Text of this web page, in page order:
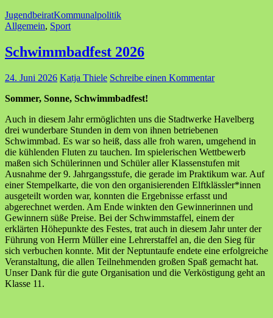
JugendbeiratKommunalpolitik
Allgemein, Sport
Schwimmbadfest 2026
24. Juni 2026 Katja Thiele Schreibe einen Kommentar
Sommer, Sonne, Schwimmbadfest!
Auch in diesem Jahr ermöglichten uns die Stadtwerke Havelberg
drei wunderbare Stunden in dem von ihnen betriebenen
Schwimmbad. Es war so heiß, dass alle froh waren, umgehend in
die kühlenden Fluten zu tauchen. Im spielerischen Wettbewerb
maßen sich Schülerinnen und Schüler aller Klassenstufen mit
Ausnahme der 9. Jahrgangsstufe, die gerade im Praktikum war. Auf
einer Stempelkarte, die von den organisierenden Elftklässler*innen
ausgeteilt worden war, konnten die Ergebnisse erfasst und
abgerechnet werden. Am Ende winkten den Gewinnerinnen und
Gewinnern süße Preise. Bei der Schwimmstaffel, einem der
erklärten Höhepunkte des Festes, trat auch in diesem Jahr unter der
Führung von Herrn Müller eine Lehrerstaffel an, die den Sieg für
sich verbuchen konnte. Mit der Neptuntaufe endete eine erfolgreiche
Veranstaltung, die allen Teilnehmenden großen Spaß gemacht hat.
Unser Dank für die gute Organisation und die Verköstigung geht an
Klasse 11.